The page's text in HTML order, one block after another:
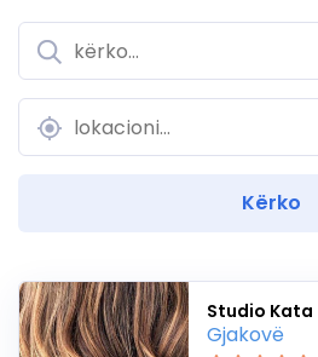
Studio Kata
Gjakovë